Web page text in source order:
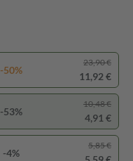
-50%
23,90 €
11,92 €
-53%
10,48 €
4,91 €
-4%
5,85 €